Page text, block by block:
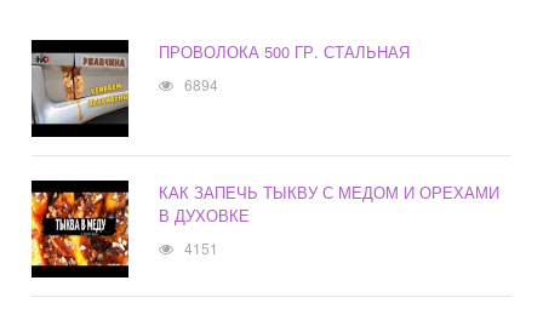
ПРОВОЛОКА 500 ГР. СТАЛЬНАЯ
6894
КАК ЗАПЕЧЬ ТЫКВУ С МЕДОМ И ОРЕХАМИ
В ДУХОВКЕ
4151